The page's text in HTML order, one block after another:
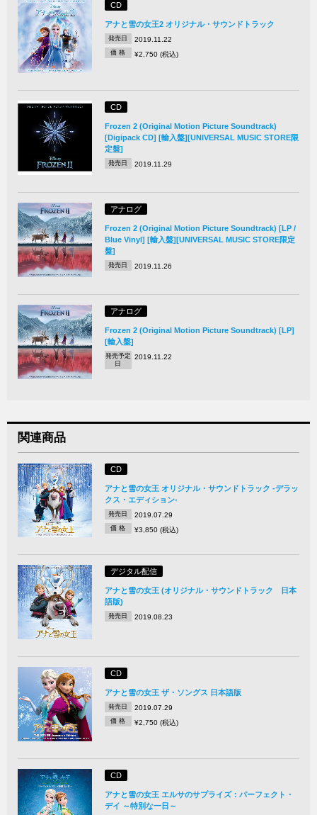
CD
アナと雪の女王2 オリジナル・サウンドトラック
発売日 2019.11.22
価 格 ¥2,750 (税込)
CD
Frozen 2 (Original Motion Picture Soundtrack)
[Digipack CD] [輸入盤][UNIVERSAL MUSIC STORE限
定盤]
発売日 2019.11.29
アナログ
Frozen 2 (Original Motion Picture Soundtrack) [LP /
Blue Vinyl] [輸入盤][UNIVERSAL MUSIC STORE限定
盤]
発売日 2019.11.26
アナログ
Frozen 2 (Original Motion Picture Soundtrack) [LP]
[輸入盤]
発売予定
日
2019.11.22
関連商品
CD
アナと雪の女王 オリジナル・サウンドトラック -デラッ
クス・エディション-
発売日 2019.07.29
価 格 ¥3,850 (税込)
デジタル配信
アナと雪の女王 (オリジナル・サウンドトラック 日本
語版)
発売日 2019.08.23
CD
アナと雪の女王 ザ・ソングス 日本語版
発売日 2019.07.29
価 格 ¥2,750 (税込)
CD
アナと雪の女王 エルサのサプライズ：パーフェクト・
デイ ～特別な一日～